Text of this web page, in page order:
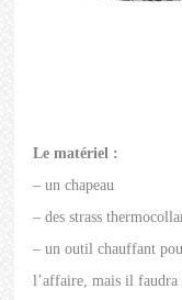
Le matériel :
– un chapeau
– des strass
– un outil chauffant
l’affaire, mais il faudra